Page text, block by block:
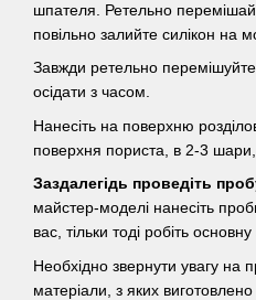
шпателя. Ретельно
повільно залийте силікон
Завжди ретельно перемішуйте
осідати з часом.
Нанесіть на поверхню
поверхня пориста, в 2-3
Заздалегідь проведіть
майстер-моделі нанесіть
вас, тільки тоді робіть
Необхідно звернути увагу на
матеріали, з яких